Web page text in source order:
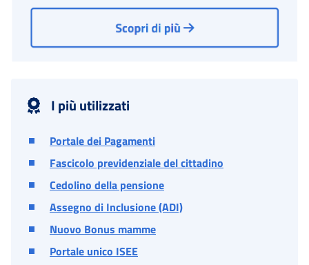
I più utilizzati
Portale dei Pagamenti
Fascicolo previdenziale del cittadino
Cedolino della pensione
Assegno di Inclusione (ADI)
Nuovo Bonus mamme
Portale unico ISEE